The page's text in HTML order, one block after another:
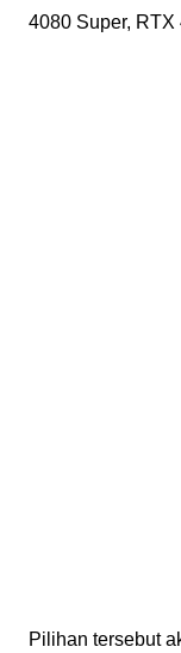
4080 Super, RTX
Pilihan tersebut